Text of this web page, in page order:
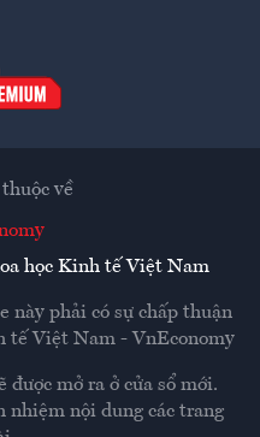
về
học Kinh tế Việt Nam
phải có sự chấp thuận
tế Việt Nam - VnEconomy
được mở ra ở cửa sổ mới.
nhiệm nội dung các trang